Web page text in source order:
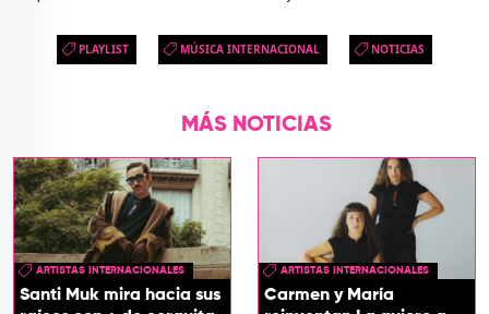
PLAYLIST MÚSICA INTERNACIONAL NOTICIAS
MÁS NOTICIAS
ARTISTAS INTERNACIONALES
Santi Muk mira hacia sus
ARTISTAS INTERNACIONALES
Carmen y María